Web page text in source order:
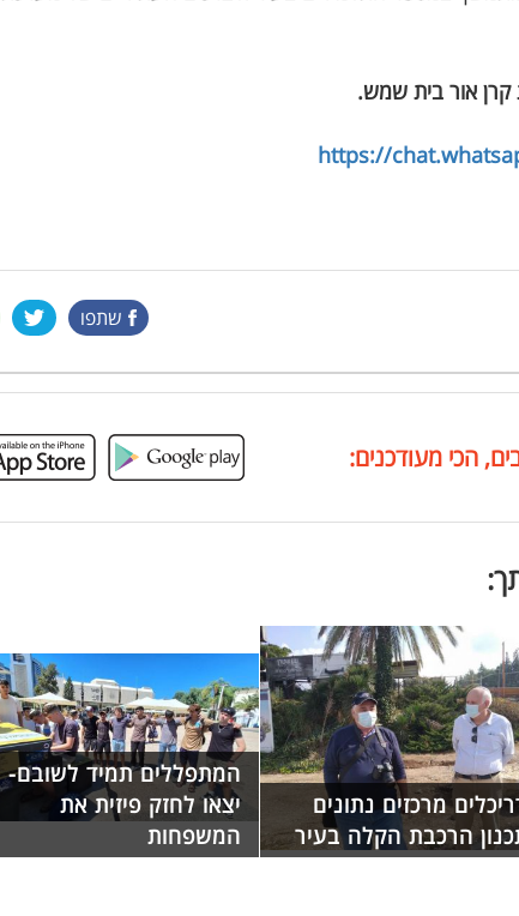
אור בית שמש.
https://
שתפו
הכי מעודכנים:
מרכזים נתונים
הרכבת הקלה בעיר
המתפללים תמיד לשובם-
יצאו לחזק פיזית את
המשפחות